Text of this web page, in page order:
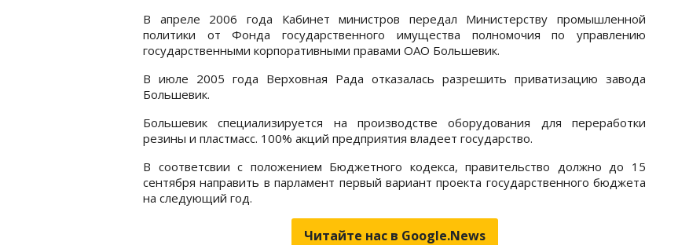
В апреле 2006 года Кабинет министров передал Министерству промышленной
политики от Фонда государственного имущества полномочия по управлению
государственными корпоративными правами ОАО Большевик.
В июле 2005 года Верховная Рада отказалась разрешить приватизацию завода
Большевик.
Большевик специализируется на производстве оборудования для переработки
резины и пластмасс. 100% акций предприятия владеет государство.
В соответсвии с положением Бюджетного кодекса, правительство должно до 15
сентября направить в парламент первый вариант проекта государственного бюджета
на следующий год.
Читайте нас в Google.News